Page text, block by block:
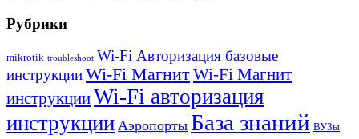
Рубрики
mikrotik troubleshoot Wi-Fi Авторизация базовые
инструкцииWi-Fi МагнитWi-Fi Магнит
инструкцииWi-Fi авторизация
инструкции Аэропорты База знаний ВУЗы